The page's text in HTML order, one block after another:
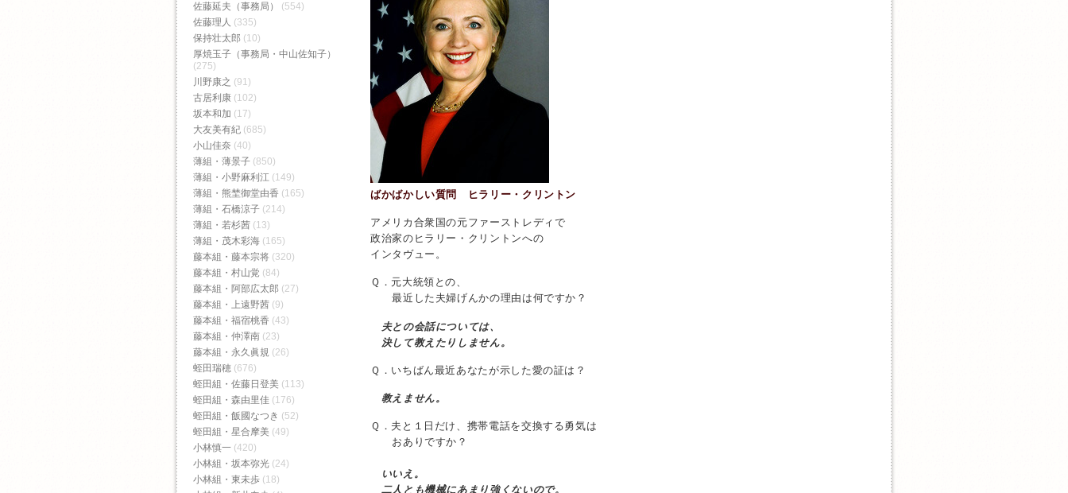
ばかばかしい質問 ヒラリー・クリントン
アメリカ合衆国の元ファーストレディで
政治家のヒラリー・クリントンへの
インタヴュー。
Ｑ．元大統領との、
最近した夫婦げんかの理由は何ですか？
夫との会話については、
決して教えたりしません。
Ｑ．いちばん最近あなたが示した愛の証は？
教えません。
Ｑ．夫と１日だけ、携帯電話を交換する勇気は
おありですか？
いいえ。
二人とも機械にあまり強くないので。
佐藤延夫（事務局）
(554)
佐藤理人 (335)
保持壮太郎 (10)
厚焼玉子（事務局・中山佐知子）
(275)
川野康之 (91)
古居利康 (102)
坂本和加 (17)
大友美有紀 (685)
小山佳奈 (40)
薄組・薄景子 (850)
薄組・小野麻利江 (149)
薄組・熊埜御堂由香 (165)
薄組・石橋涼子 (214)
薄組・若杉茜 (13)
薄組・茂木彩海 (165)
藤本組・藤本宗将 (320)
藤本組・村山覚 (84)
藤本組・阿部広太郎 (27)
藤本組・上遠野茜 (9)
藤本組・福宿桃香‬ (43)
藤本組・仲澤南 (23)
藤本組・永久眞規 (26)
蛭田瑞穂 (676)
蛭田組・佐藤日登美 (113)
蛭田組・森由里佳 (176)
蛭田組・飯國なつき (52)
蛭田組・星合摩美 (49)
小林慎一 (420)
小林組・坂本弥光 (24)
小林組・東未歩 (18)